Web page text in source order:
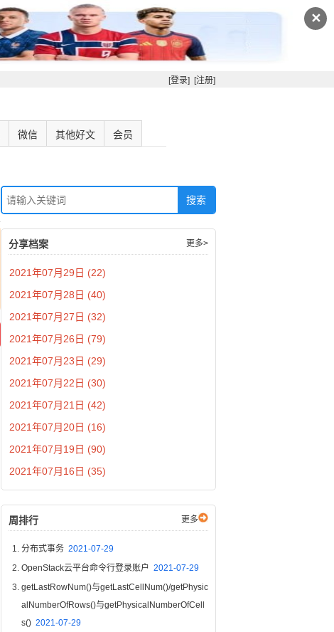
✕
[登录] [注册]
微信 其他好文 会员
分享档案 更多>
2021年07月29日 (22)
2021年07月28日 (40)
2021年07月27日 (32)
2021年07月26日 (79)
2021年07月23日 (29)
2021年07月22日 (30)
2021年07月21日 (42)
2021年07月20日 (16)
2021年07月19日 (90)
2021年07月16日 (35)
周排行 更多
分布式事务 2021-07-29
OpenStack云平台命令行登录账户 2021-07-29
getLastRowNum()与getLastCellNum()/getPhysic
alNumberOfRows()与getPhysicalNumberOfCell
s() 2021-07-29